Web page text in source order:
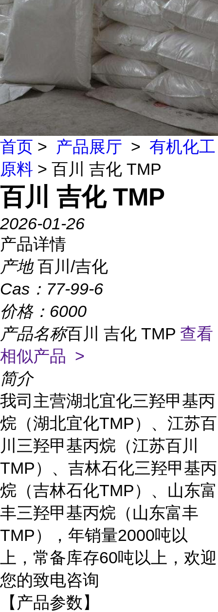
首页 > 产品展厅 > 有机化工
原料 > 百川 吉化 TMP
百川 吉化 TMP
2026-01-26
产品详情
产地 百川/吉化
Cas： 77-99-6
价格： 6000
产品名称百川 吉化 TMP 查看
相似产品 >
简介
我司主营湖北宜化三羟甲基丙
烷（湖北宜化TMP）、江苏百
川三羟甲基丙烷（江苏百川
TMP）、吉林石化三羟甲基丙
烷（吉林石化TMP）、山东富
丰三羟甲基丙烷（山东富丰
TMP），年销量2000吨以
上，常备库存60吨以上，欢迎
您的致电咨询
【产品参数】